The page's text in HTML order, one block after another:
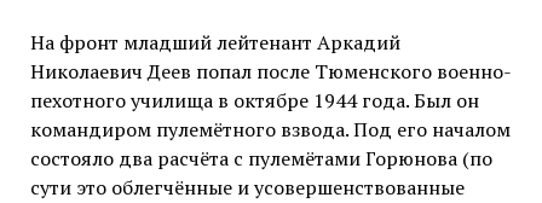
На фронт младший лейтенант Аркадий
Николаевич Деев попал после Тюменского военно-
пехотного училища в октябре 1944 года. Был он
командиром пулемётного взвода. Под его началом
состояло два расчёта с пулемётами Горюнова (по
сути это облегчённые и усовершенствованные